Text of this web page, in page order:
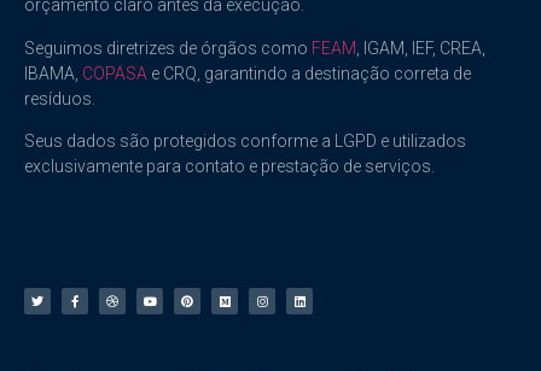
orçamento claro antes da execução.
Seguimos diretrizes de órgãos como FEAM , IGAM, IEF, CREA,
IBAMA, COPASA e CRQ, garantindo a destinação correta de
resíduos.
Seus dados são protegidos conforme a LGPD e utilizados
exclusivamente para contato e prestação de serviços.